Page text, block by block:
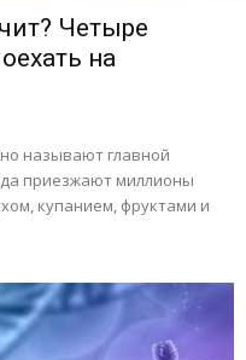
Четыре
на
называют главной
приезжают миллионы
купанием, фруктами и